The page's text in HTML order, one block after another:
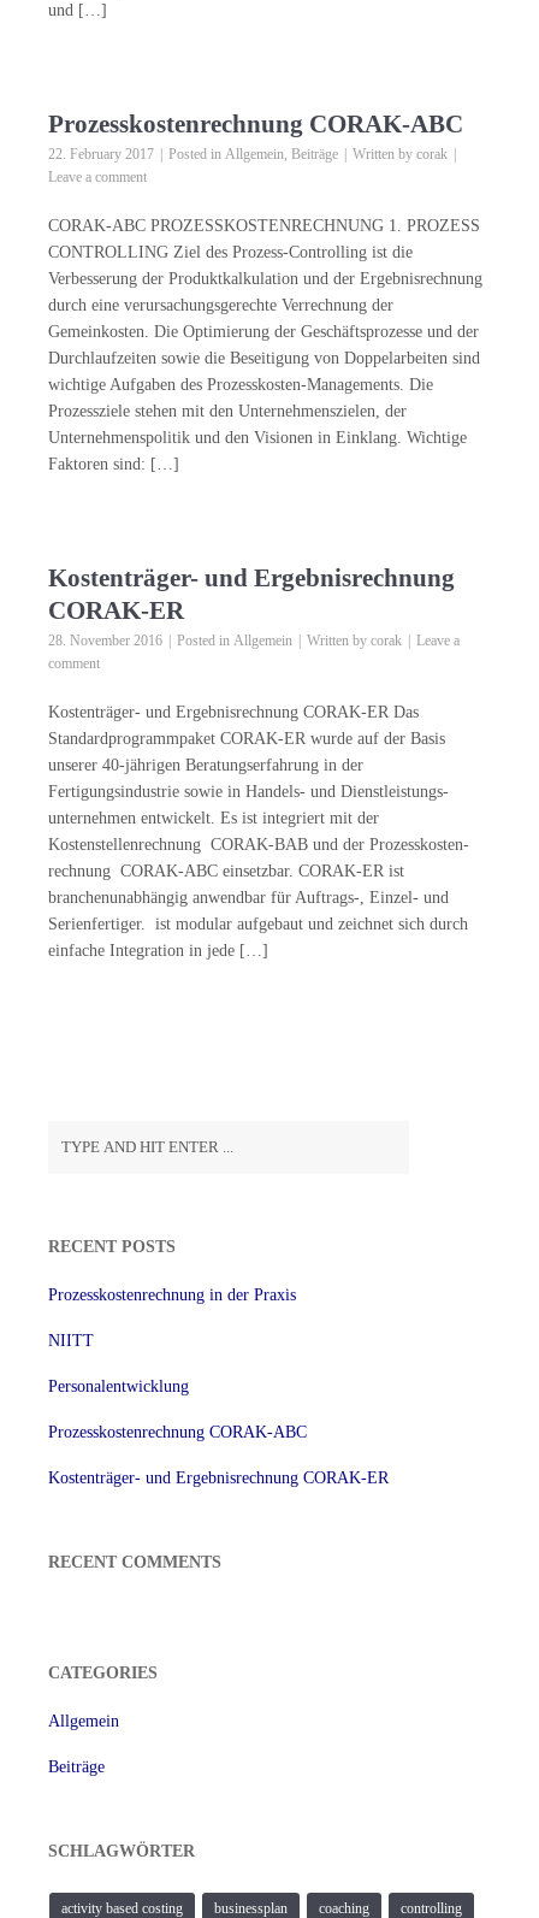
und […]
Prozesskostenrechnung CORAK-ABC
22. February 2017 Posted in Allgemein, Beiträge Written by corak
Leave a comment
CORAK-ABC PROZESSKOSTENRECHNUNG 1. PROZESS
CONTROLLING Ziel des Prozess-Controlling ist die
Verbesserung der Produktkalkulation und der Ergebnisrechnung
durch eine verursachungsgerechte Verrechnung der
Gemeinkosten. Die Optimierung der Geschäftsprozesse und der
Durchlaufzeiten sowie die Beseitigung von Doppelarbeiten sind
wichtige Aufgaben des Prozesskosten-Managements. Die
Prozessziele stehen mit den Unternehmenszielen, der
Unternehmenspolitik und den Visionen in Einklang. Wichtige
Faktoren sind: […]
Kostenträger- und Ergebnisrechnung
CORAK-ER
28. November 2016 Posted in Allgemein Written by corak
Leave a
comment
Kostenträger- und Ergebnisrechnung CORAK-ER Das
Standardprogrammpaket CORAK-ER wurde auf der Basis
unserer 40-jährigen Beratungserfahrung in der
Fertigungsindustrie sowie in Handels- und Dienstleistungs­
unternehmen entwickelt. Es ist integriert mit der
Kostenstellenrechnung CORAK-BAB und der Prozesskosten­
rechnung CORAK-ABC einsetzbar. CORAK-ER ist
branchenunabhängig anwendbar für Auftrags-, Einzel- und
Serienfertiger. ist modular aufgebaut und zeichnet sich durch
einfache Integration in jede […]
RECENT POSTS
Prozesskostenrechnung in der Praxis
NIITT
Personalentwicklung
Prozesskostenrechnung CORAK-ABC
Kostenträger- und Ergebnisrechnung CORAK-ER
RECENT COMMENTS
CATEGORIES
Allgemein
Beiträge
SCHLAGWÖRTER
activity based costing businessplan coaching controlling